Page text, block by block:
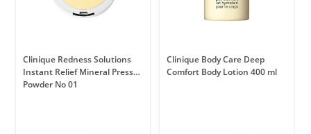
Clinique Redness Solutions
Instant Relief Mineral Pressed
Powder No 01
Clinique Body Care Deep
Comfort Body Lotion 400 ml